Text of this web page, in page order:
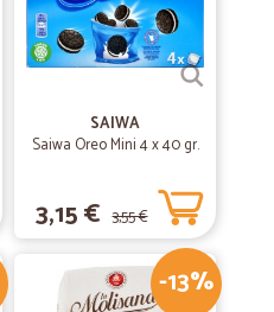
SAIWA
Saiwa Oreo Mini 4 x 40 gr.
3,15 € 3,55 €
-13%